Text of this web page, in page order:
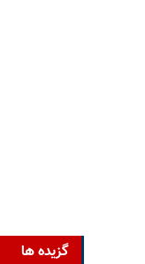
گزیده ها